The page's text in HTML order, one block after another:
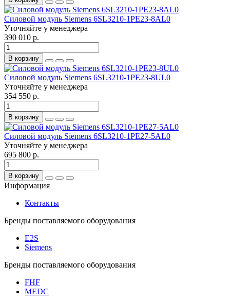
Силовой модуль Siemens 6SL3210-1PE23-8AL0
Уточняйте у менеджера
390 010 р.
В корзину
Силовой модуль Siemens 6SL3210-1PE23-8UL0
Уточняйте у менеджера
354 550 р.
В корзину
Силовой модуль Siemens 6SL3210-1PE27-5AL0
Уточняйте у менеджера
695 800 р.
В корзину
Информация
Контакты
Бренды поставляемого оборудования
E2S
Siemens
Бренды поставляемого оборудования
FHF
MEDC